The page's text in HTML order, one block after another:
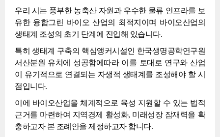
우리 시는 풍부한 농축산 자원과 우수한 물류 인프라를 보
유한 융합그린 바이오 산업의 최적지이며 바이오산업의
생태계 조성의 초기 단계에 진입해 있습니다.
특히 생태계 구축의 핵심앵커시설인 한국생명공학연구원
서산분원 유치에 성공함에따라 이를 토대로 연구와 산업
이 유기적으로 연결되는 자생적 생태계를 조성해야 할 시
점입니다.
이에 바이오산업을 체계적으로 육성 지원할 수 있는 법적
근거를 마련하여 지역경제 활성화, 미래성장 잠재력을 확
충하고자 본 조례안을 제정하고자 합니다.